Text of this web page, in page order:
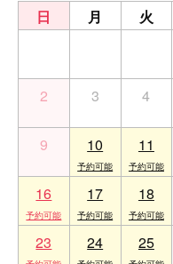
日 月 火
2 3 4
9 10 11
16 17 18
23 24 25